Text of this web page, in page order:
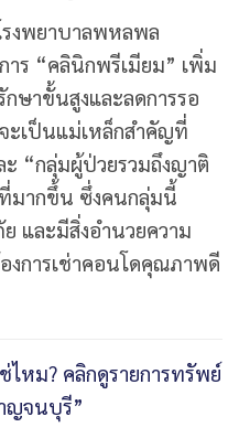
รงพยาบาลพหลพล
าร “คลินิกพรีเมียม” เพิ่ม
กษาขั้นสูงและลดการรอ
ะเป็นแม่เหล็กสำคัญที่
“กลุ่มผู้ป่วยรวมถึงญาติ
มากขึ้น ซึ่งคนกลุ่มนี้
และมีสิ่งอำนวยความ
งการเช่าคอนโดคุณภาพดี
หม? คลิกดูรายการทรัพย์
ญจนบุรี”